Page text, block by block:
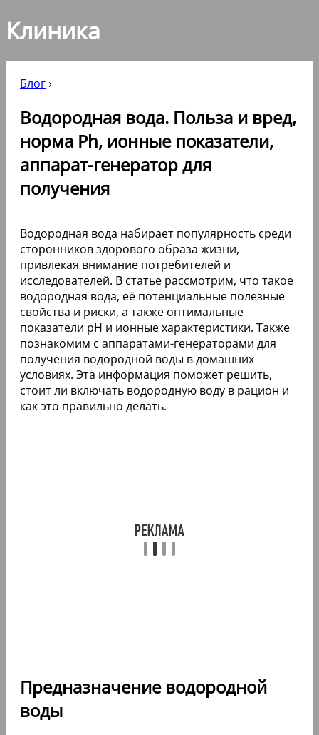
Клиника
Блог›
Водородная вода. Польза и вред,
норма Ph, ионные показатели,
аппарат-генератор для
получения
Водородная вода набирает популярность среди
сторонников здорового образа жизни,
привлекая внимание потребителей и
исследователей. В статье рассмотрим, что такое
водородная вода, её потенциальные полезные
свойства и риски, а также оптимальные
показатели pH и ионные характеристики. Также
познакомим с аппаратами-генераторами для
получения водородной воды в домашних
условиях. Эта информация поможет решить,
стоит ли включать водородную воду в рацион и
как это правильно делать.
Предназначение водородной
воды